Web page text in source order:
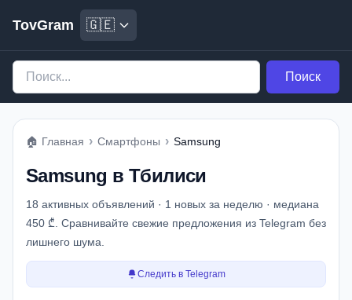
TovGram 🇬🇪
Поиск
🏠 Главная › Смартфоны › Samsung
Samsung в Тбилиси
18 активных объявлений · 1 новых за неделю · медиана
450 ₾. Сравнивайте свежие предложения из Telegram без
лишнего шума.
Следить в Telegram